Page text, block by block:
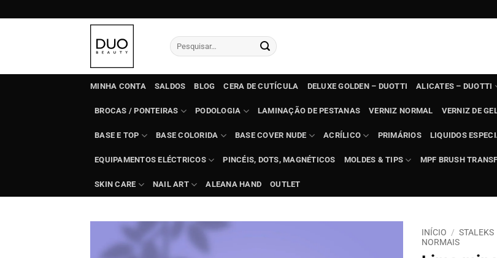
to
Pesquisar
por:
MINHA CONTA SALDOS BLOG CERA DE CUTÍCULA DELUXE GOLDEN – DUOTTI ALICATES – DUOTTI
BROCAS / PONTEIRAS PODOLOGIA LAMINAÇÃO DE PESTANAS VERNIZ NORMAL VERNIZ DE
BASE E TOP BASE COLORIDA BASE COVER NUDE ACRÍLICO PRIMÁRIOS LIQUIDOS
EQUIPAMENTOS ELÉCTRICOS PINCÉIS, DOTS, MAGNÉTICOS MOLDES & TIPS MPF BRUSH
SKIN CARE NAIL ART ALEANA HAND OUTLET
INÍCIO / STALEKS
NORMAIS